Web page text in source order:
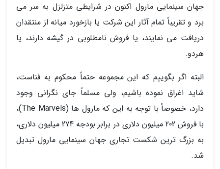
جهان سینمایی مارول اکنون در شرایطی متزلزل به سر می
برد و تقریباً تمام آثار این شرکت یا بازخورد میانه از منتقدان
دریافت می نمایند، یا فروش نامطلوبی در گیشه دارند، یا
هردو.
البته اگر بگوییم که این مجموعه حتماً محکوم به فناست،
شاید اغراق نموده باشیم، ولی مسلماً جای نگرانی وجود
دارد، خصوصاً با توجه به این که مارول ها (The Marvels)،
با فروش 202 میلیون دلاری در برابر بودجه 274 میلیون دلاری،
به بزرگ ترین شکست تجاری جهان سینمایی مارول تبدیل
شد.